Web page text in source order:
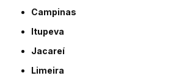
Campinas
Itupeva
Jacareí
Limeira